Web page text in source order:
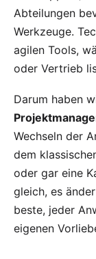
Abteilungen
Werkzeuge.
agilen Tools,
oder Vertrieb
Darum haben
Wechseln der
dem
oder gar eine
gleich, es
beste, jeder
eigenen